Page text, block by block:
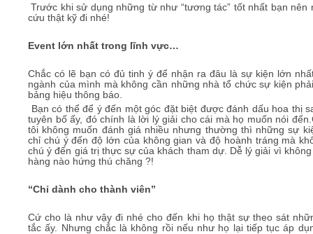
Trước khi sử dụng những từ như “tương tác” tốt nhất bạn nên
cứu thật kỹ đi nhé!
Event lớn nhất trong lĩnh vực…
Chắc có lẽ bạn có đủ tinh ý để nhận ra đâu là sự kiện lớn
ngành của mình mà không cần những nhà tổ chức sự kiện
bảng hiệu thông báo.
Bạn có thể để ý đến một góc đặt biệt được đánh dấu hoa thị
tuyên bố ấy, đó chính là lời lý giải cho cái mà họ muốn nói
tôi không muốn đánh giá nhiều nhưng thường thì những sự
chỉ chú ý đến độ lớn của không gian và độ hoành tráng mà
chú ý đến giá trị thực sự của khách tham dự. Dễ lý giải vì
hàng nào hứng thú chăng ?!
“Chỉ dành cho thành viên”
Cứ cho là như vậy đi nhé cho đến khi họ thật sự theo sát
tắc ấy. Nhưng chắc là không rồi nếu như họ lại tiếp tục áp